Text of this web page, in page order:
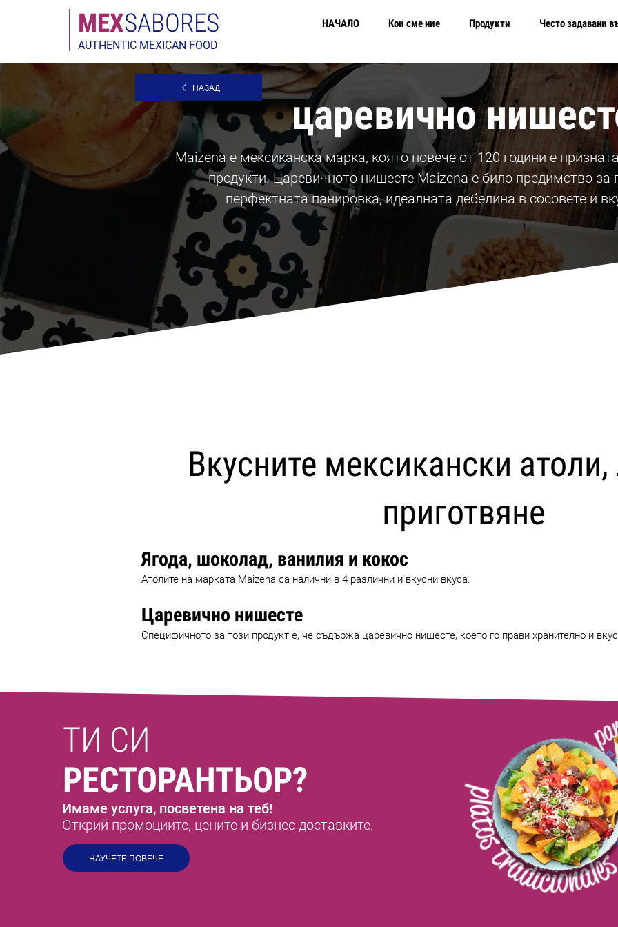
МЕXSABORES
AUTHENTIC MEXICAN FOOD
НАЧАЛО Кои сме ние Продукти Често задавани
царевично
НАЗАД
Maizena е мексиканска марка, която повече от 120 години е
продукти. Царевичното нишесте Maizena е било предимство за
перфектната панировка, идеалната дебелина в сосовете и
Вкусните мексикански
приготвяне
Ягода, шоколад, ванилия и кокос
Атолите на марката Maizena са налични в 4 различни и вкусни вкуса.
Царевично нишесте
Специфичното за този продукт е, че съдържа царевично нишесте, което го прави хранително и
ТИ СИ
РЕСТОРАНТЬОР?
Имаме услуга, посветена на теб!
Открий промоциите, цените и бизнес доставките.
НАУЧЕТЕ ПОВЕЧЕ